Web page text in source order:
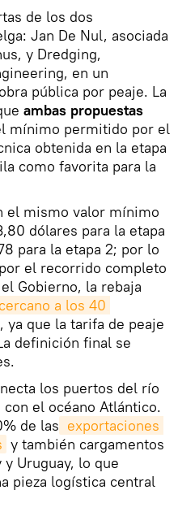
de los dos
Jan De Nul, asociada
y Dredging,
en un
pública por peaje. La
ambas propuestas
mínimo permitido por el
obtenida en la etapa
como favorita para la
el mismo valor mínimo
dólares para la etapa
para la etapa 2; por lo
el recorrido completo
Gobierno, la rebaja
a los 40
ya que la tarifa de peaje
definición final se
los puertos del río
con el océano Atlántico.
de las exportaciones
y también cargamentos
Uruguay, lo que
pieza logística central